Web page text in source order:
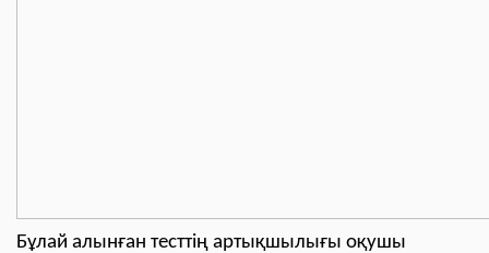
Бұлай алынған тесттің артықшылығы оқушы